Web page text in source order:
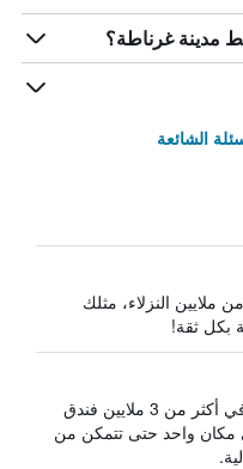
مدينة غرناطة؟
الشائعة
ملايين النزلاء، مثلك
بكل ثقة!
يبحث HotelsCombined في أكثر من 3 ملايين فندق
مكان واحد حتى تتمكن من